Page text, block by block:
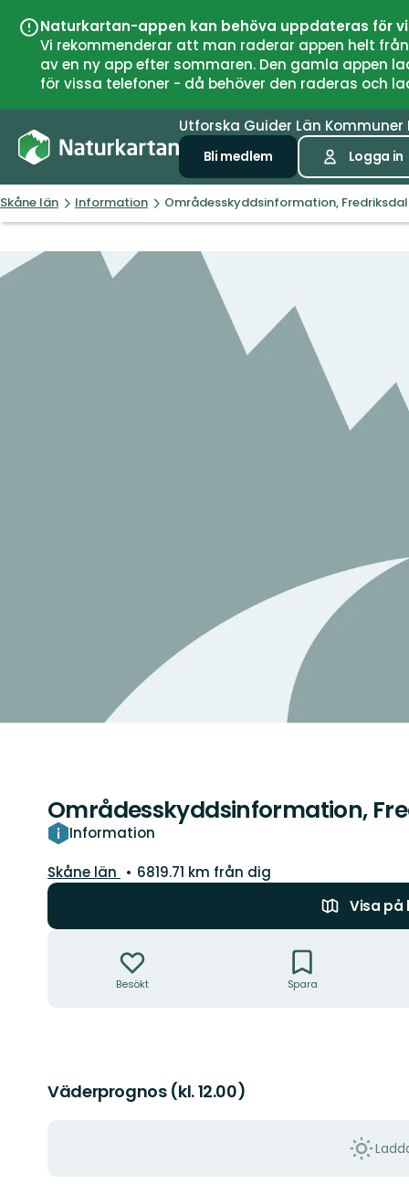
Naturkartan-appen kan behöva uppdateras för
Vi rekommenderar att man raderar appen helt
av en ny app efter sommaren. Den gamla
för vissa telefoner - då behöver den raderas och
Utforska Guider Län Kommuner
Bli medlem Logga in
Skåne län Information Områdesskyddsinformation,
Områdesskyddsinformation,
Information
Län:
Skåne län
6819.71 km från dig
Visa på
Besökt Spara
Väderprognos (kl. 12.00)